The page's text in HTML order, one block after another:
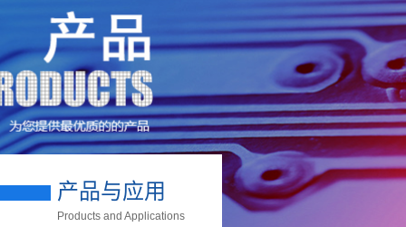
产品与应用
Products and Applications